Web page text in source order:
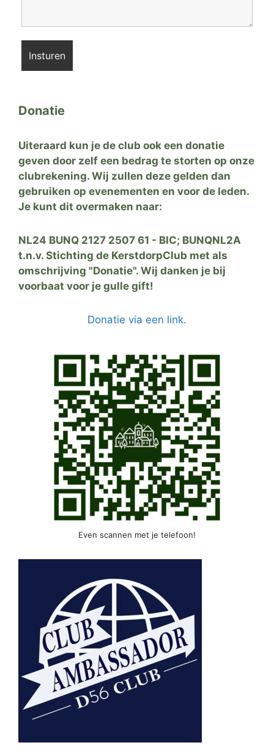
Donatie
Uiteraard kun je de club ook een donatie
geven door zelf een bedrag te storten op onze
clubrekening. Wij zullen deze gelden dan
gebruiken op evenementen en voor de leden.
Je kunt dit overmaken naar:
NL24 BUNQ 2127 2507 61 - BIC; BUNQNL2A
t.n.v. Stichting de KerstdorpClub met als
omschrijving "Donatie". Wij danken je bij
voorbaat voor je gulle gift!
Donatie via een link.
Even scannen met je telefoon!